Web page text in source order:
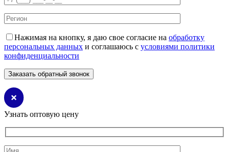
Нажимая на кнопку, я даю свое согласие на обработку
персональных данных и соглашаюсь с условиями политики
конфиденциальности
Узнать оптовую цену